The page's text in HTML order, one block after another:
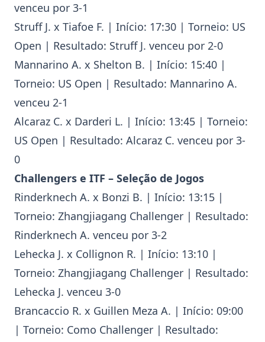
venceu por 3-1
Struff J. x Tiafoe F. | Início: 17:30 | Torneio: US
Open | Resultado: Struff J. venceu por 2-0
Mannarino A. x Shelton B. | Início: 15:40 |
Torneio: US Open | Resultado: Mannarino A.
venceu 2-1
Alcaraz C. x Darderi L. | Início: 13:45 | Torneio:
US Open | Resultado: Alcaraz C. venceu por 3-
0
Challengers e ITF – Seleção de Jogos
Rinderknech A. x Bonzi B. | Início: 13:15 |
Torneio: Zhangjiagang Challenger | Resultado:
Rinderknech A. venceu por 3-2
Lehecka J. x Collignon R. | Início: 13:10 |
Torneio: Zhangjiagang Challenger | Resultado:
Lehecka J. venceu 3-0
Brancaccio R. x Guillen Meza A. | Início: 09:00
| Torneio: Como Challenger | Resultado: